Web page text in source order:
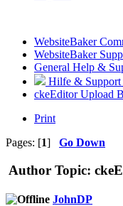
WebsiteBaker
WebsiteBaker
General Help &
Hilfe & Support
ckeEditor Upload
Print
Pages: [1] Go Down
Author Topic:
JohnDP